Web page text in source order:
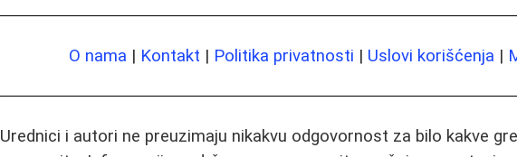
O nama | Kontakt | Politika privatnosti | Uslovi korišćenja |
Urednici i autori ne preuzimaju nikakvu odgovornost za bilo kakve